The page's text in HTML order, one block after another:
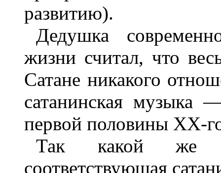
развитию).
Дедушка
жизни считал, что
Сатане никакого
сатанинская музыка
первой половины XX-
Так какой же
соответствующая